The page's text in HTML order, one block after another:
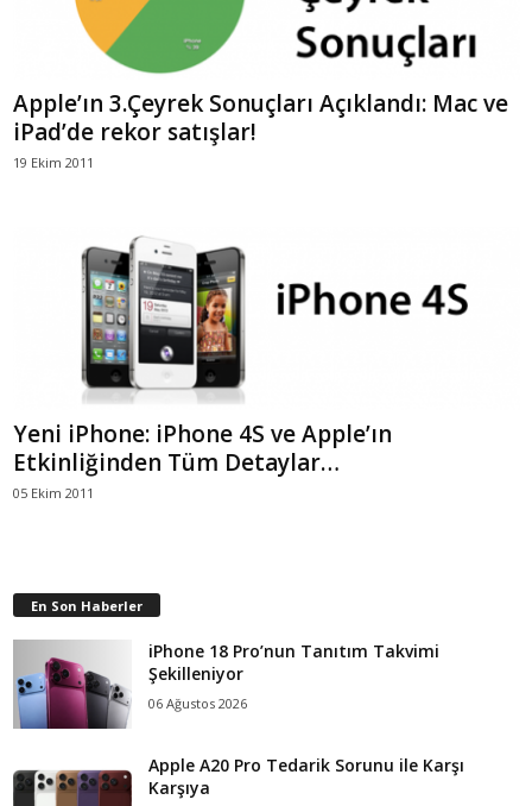
Apple’ın 3.Çeyrek Sonuçları Açıklandı: Mac ve
iPad’de rekor satışlar!
19 Ekim 2011
Yeni iPhone: iPhone 4S ve Apple’ın
Etkinliğinden Tüm Detaylar…
05 Ekim 2011
En Son Haberler
iPhone 18 Pro’nun Tanıtım Takvimi
Şekilleniyor
06 Ağustos 2026
Apple A20 Pro Tedarik Sorunu ile Karşı
Karşıya